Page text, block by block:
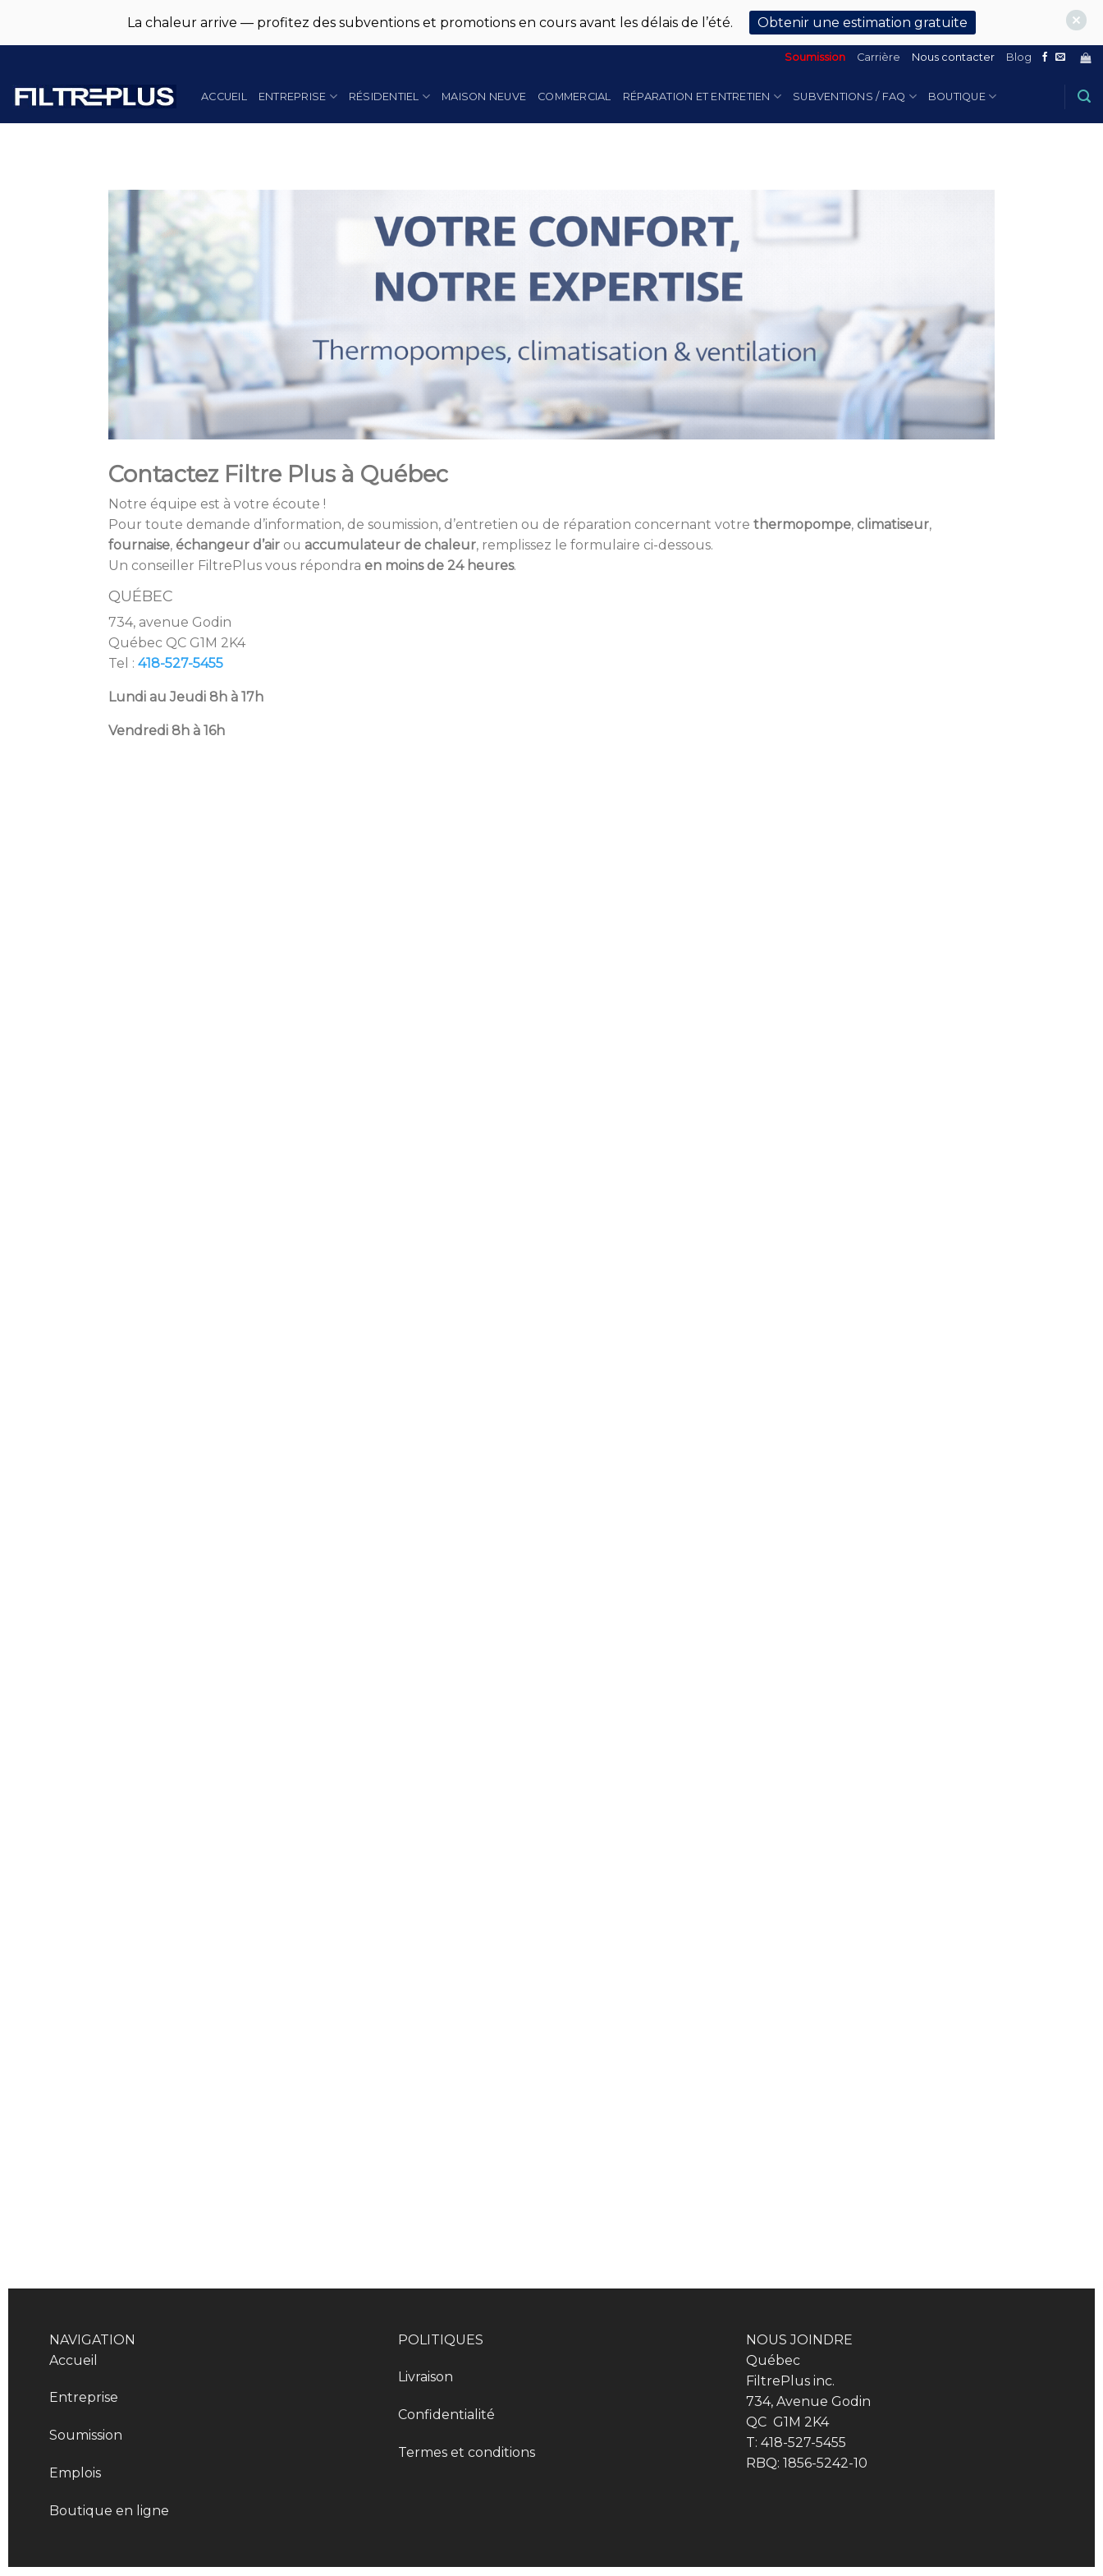
content
Soumission Carrière Nous contacter Blog
ACCUEIL ENTREPRISE RÉSIDENTIEL MAISON NEUVE COMMERCIAL RÉPARATION ET ENTRETIEN SUBVENTIONS / FAQ BOUTIQUE
Contactez Filtre Plus à Québec
Notre équipe est à votre écoute !
Pour toute demande d’information, de soumission, d’entretien ou de réparation concernant votre thermopompe, climatiseur,
fournaise, échangeur d’air ou accumulateur de chaleur, remplissez le formulaire ci-dessous.
Un conseiller FiltrePlus vous répondra en moins de 24 heures.
QUÉBEC
734, avenue Godin
Québec QC G1M 2K4
Tel : 418-527-5455
Lundi au Jeudi 8h à 17h
Vendredi 8h à 16h
NAVIGATION
Accueil
Entreprise
Soumission
Emplois
Boutique en ligne
POLITIQUES
Livraison
Confidentialité
Termes et conditions
NOUS JOINDRE
Québec
FiltrePlus inc.
734, Avenue Godin
QC G1M 2K4
T: 418-527-5455
RBQ: 1856-5242-10
La chaleur arrive — profitez des subventions et promotions en cours avant les délais de l’été. Obtenir une estimation gratuite